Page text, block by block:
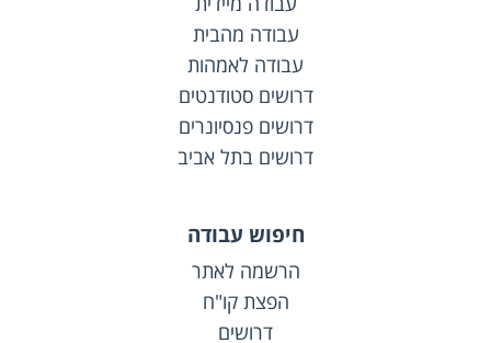
עבודה מהבית
עבודה לאמהות
דרושים סטודנטים
דרושים פנסיונרים
דרושים בתל אביב
חיפוש עבודה
הרשמה לאתר
הפצת קו"ח
דרושים